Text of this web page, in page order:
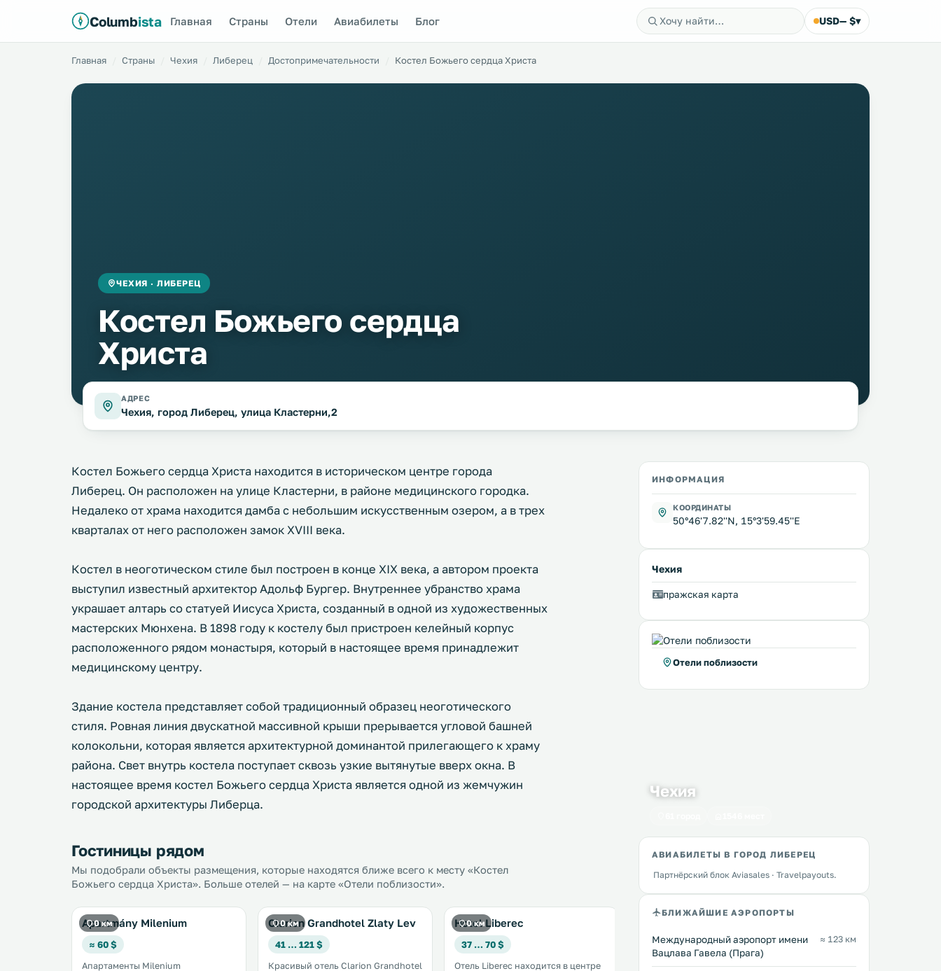
Columbista Главная Страны Отели Авиабилеты Блог USD— $▾
Главная Страны Чехия Либерец Достопримечательности Костел Божьего сердца Христа
ЧЕХИЯ · ЛИБЕРЕЦ
Костел Божьего сердца
Христа
АДРЕС
Чехия, город Либерец, улица Кластерни,2
Костел Божьего сердца Христа находится в историческом центре города
Либерец. Он расположен на улице Кластерни, в районе медицинского городка.
Недалеко от храма находится дамба с небольшим искусственным озером, а в трех
кварталах от него расположен замок XVIII века.
Костел в неоготическом стиле был построен в конце XIX века, а автором проекта
выступил известный архитектор Адольф Бургер. Внутреннее убранство храма
украшает алтарь со статуей Иисуса Христа, созданный в одной из художественных
мастерских Мюнхена. В 1898 году к костелу был пристроен келейный корпус
расположенного рядом монастыря, который в настоящее время принадлежит
медицинскому центру.
Здание костела представляет собой традиционный образец неоготического
стиля. Ровная линия двускатной массивной крыши прерывается угловой башней
колокольни, которая является архитектурной доминантой прилегающего к храму
района. Свет внутрь костела поступает сквозь узкие вытянутые вверх окна. В
настоящее время костел Божьего сердца Христа является одной из жемчужин
городской архитектуры Либерца.
Гостиницы рядом
Мы подобрали объекты размещения, которые находятся ближе всего к месту «Костел
Божьего сердца Христа». Больше отелей — на карте «Отели поблизости».
0 км
Apartmány Milenium
≈ 60 $
Апартаменты Milenium
0 км
Clarion Grandhotel Zlaty Lev
41 … 121 $
Красивый отель Clarion Grandhotel
0 км
Hotel Liberec
37 … 70 $
Отель Liberec находится в центре
≈ 41 $
Комплекс Golden Key Apartments
30 … 114 $
Уютный гостевой дом U
ИНФОРМАЦИЯ
КООРДИНАТЫ
50°46'7.82''N, 15°3'59.45''E
Чехия
пражская карта
Отели поблизости
Чехия
АВИАБИЛЕТЫ В ГОРОД ЛИБЕРЕЦ
Партнёрский блок Aviasales · Travelpayouts.
БЛИЖАЙШИЕ АЭРОПОРТЫ
Международный аэропорт имени
Вацлава Гавела (Прага)
≈ 123 км